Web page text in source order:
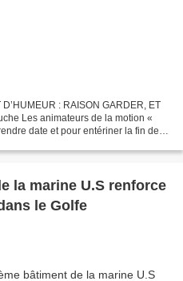
: RAISON GARDER, ET
Les animateurs de la motion «
date et pour entériner la fin de
la marine U.S renforce
le Golfe